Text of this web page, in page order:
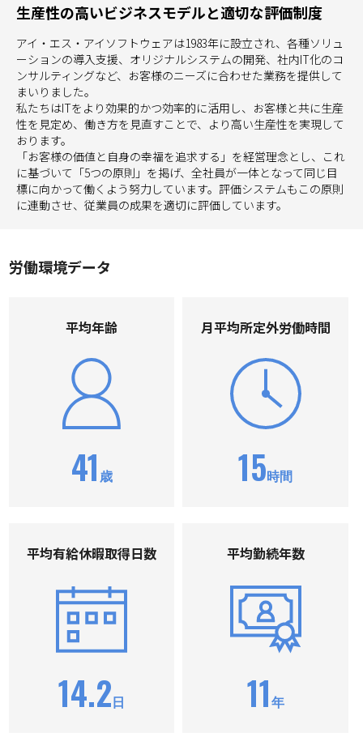
生産性の高いビジネスモデルと適切な評価制度
アイ・エス・アイソフトウェアは1983年に設立され、各種ソリュ
ーションの導入支援、オリジナルシステムの開発、社内IT化のコ
ンサルティングなど、お客様のニーズに合わせた業務を提供して
まいりました。
私たちはITをより効果的かつ効率的に活用し、お客様と共に生産
性を見定め、働き方を見直すことで、より高い生産性を実現して
おります。
「お客様の価値と自身の幸福を追求する」を経営理念とし、これ
に基づいて「5つの原則」を掲げ、全社員が一体となって同じ目
標に向かって働くよう努力しています。評価システムもこの原則
に連動させ、従業員の成果を適切に評価しています。
労働環境データ
平均年齢
41 歳
⽉平均所定外労働時間
15時間
平均有給休暇取得⽇数
14.2日
平均勤続年数
11年